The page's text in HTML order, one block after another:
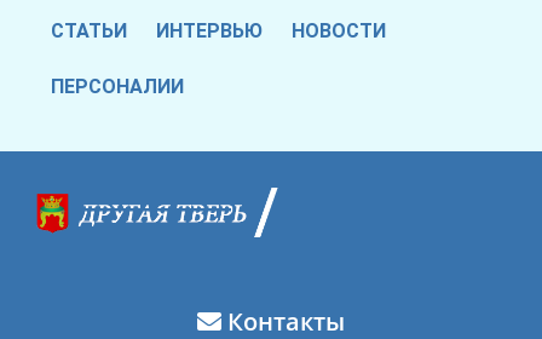
СТАТЬИ ИНТЕРВЬЮ НОВОСТИ
ПЕРСОНАЛИИ
Контакты